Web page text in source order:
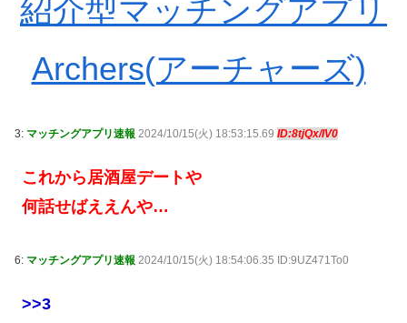
紹介型マッチングアプリ
Archers(アーチャーズ)
3: マッチングアプリ速報 2024/10/15(火) 18:53:15.69 ID:8tjQx/IV0
これから居酒屋デートや
何話せばええんや…
6: マッチングアプリ速報 2024/10/15(火) 18:54:06.35 ID:9UZ471To0
>>3